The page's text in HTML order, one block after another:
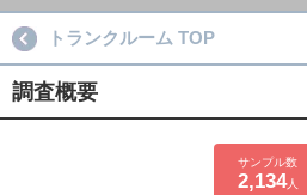
トランクルーム TOP
調査概要
サンプル数
2,134人